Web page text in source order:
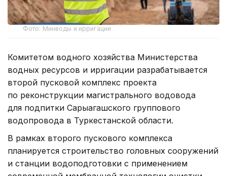
Фото: Минводы и ирригации
Комитетом водного хозяйства Министерства
водных ресурсов и ирригации разрабатывается
второй пусковой комплекс проекта
по реконструкции магистрального водовода
для подпитки Сарыагашского группового
водопровода в Туркестанской области.
В рамках второго пускового комплекса
планируется строительство головных сооружений
и станции водоподготовки с применением